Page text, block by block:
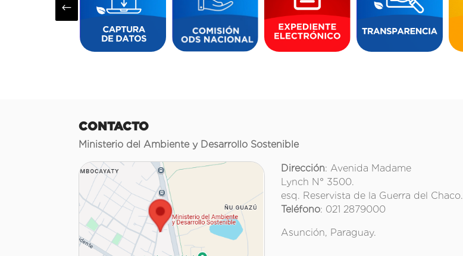
#
CONTACTO
Ministerio del Ambiente y Desarrollo Sostenible
Dirección: Avenida Madame
Lynch N° 3500.
esq. Reservista de la Guerra del Chaco.
Teléfono: 021 2879000
Asunción, Paraguay.